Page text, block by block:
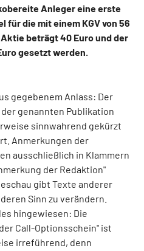
Anleger eine erste
für die mit einem KGV von 56
beträgt 40 Euro und der
gesetzt werden.
gegebenem Anlass: Der
genannten Publikation
sinnwahrend gekürzt
Anmerkungen der
ausschließlich in Klammern
der Redaktion"
gibt Texte anderer
Sinn zu verändern.
hingewiesen: Die
Call-Optionsschein" ist
irreführend, denn